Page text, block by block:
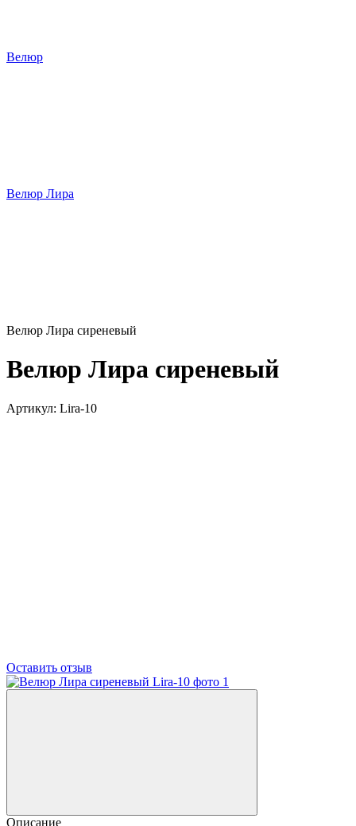
Велюр
Велюр Лира
Велюр Лира сиреневый
Велюр Лира сиреневый
Артикул: Lira-10
Оставить отзыв
Описание